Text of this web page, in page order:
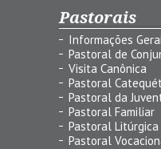
Pastorais
Informações
Pastoral de
Visita Canônica
Pastoral
Pastoral da
Pastoral Familiar
Pastoral Litúrgica
Pastoral